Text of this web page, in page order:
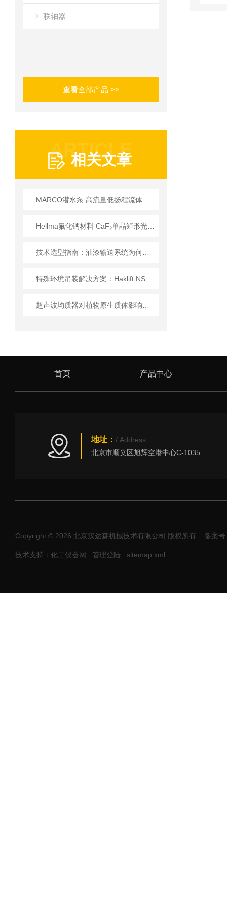
联轴器
查看全部产品 >>
ARTICLE
相关文章
首页 产品中心
地址： / Address
北京市顺义区旭辉空港中心C-1035
Copyright © 2026 北京汉达森机械技术有限公司 版权所有 备案
技术支持：化工仪器网 管理登陆 sitemap.xml